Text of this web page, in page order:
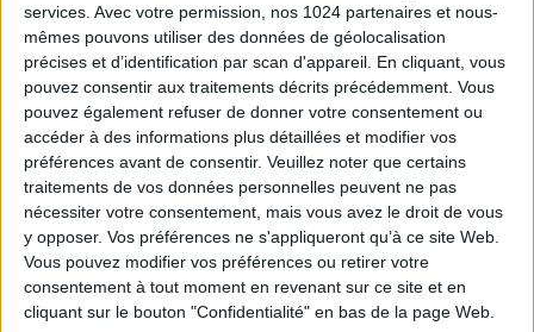
services. Avec votre permission, nos 1024 partenaires et nous-
mêmes pouvons utiliser des données de géolocalisation
précises et d’identification par scan d'appareil. En cliquant, vous
pouvez consentir aux traitements décrits précédemment. Vous
pouvez également refuser de donner votre consentement ou
accéder à des informations plus détaillées et modifier vos
préférences avant de consentir. Veuillez noter que certains
traitements de vos données personnelles peuvent ne pas
nécessiter votre consentement, mais vous avez le droit de vous
y opposer. Vos préférences ne s'appliqueront qu’à ce site Web.
Vous pouvez modifier vos préférences ou retirer votre
consentement à tout moment en revenant sur ce site et en
cliquant sur le bouton "Confidentialité" en bas de la page Web.
Désireuse d’accompagner les TPE-PME vers un
numérique innovant et engagé pour
l’environnement, la Confédération des PME a rejoint
Planet Tech’Care, initiative visant à accompagner
les entreprises pour intégrer le numérique à leur
stratégie environnementale et réduire son impact
sur l’environnement.
https://www.cpme.fr/espace-presse/communiques-
de-presse/la-cpme-formule-des-propositions-pour-
une-sobriete-numerique-des-pme